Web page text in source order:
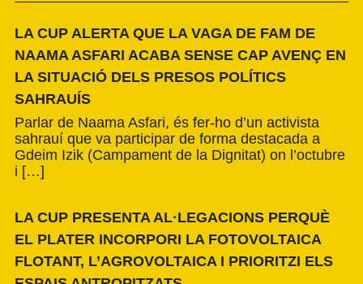
LA CUP ALERTA QUE LA VAGA DE FAM DE
NAAMA ASFARI ACABA SENSE CAP AVENÇ EN
LA SITUACIÓ DELS PRESOS POLÍTICS
SAHRAUÍS
Parlar de Naama Asfari, és fer-ho d’un activista
sahrauí que va participar de forma destacada a
Gdeim Izik (Campament de la Dignitat) on l’octubre
i […]
LA CUP PRESENTA AL·LEGACIONS PERQUÈ
EL PLATER INCORPORI LA FOTOVOLTAICA
FLOTANT, L’AGROVOLTAICA I PRIORITZI ELS